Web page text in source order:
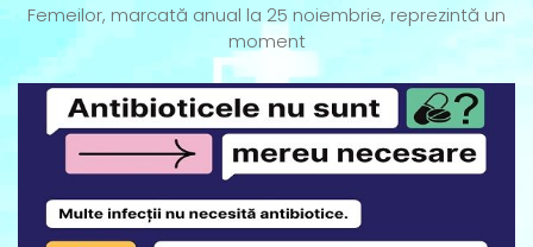
Femeilor, marcată anual la 25 noiembrie, reprezintă un
moment